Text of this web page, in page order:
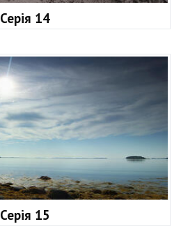
Серія 14
Серія 15